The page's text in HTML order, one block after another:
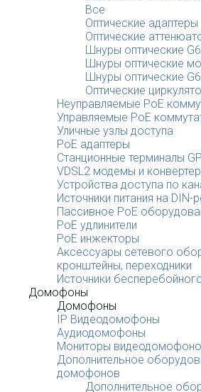
Все
Оптические адаптеры
Оптические
Шнуры оптические
Шнуры оптические
Шнуры оптические
Оптические
Неуправляемые PoE
Управляемые PoE
Уличные узлы доступа
PoE адаптеры
Станционные терминалы
VDSL2 модемы и
Устройства доступа по
Источники питания на DIN-
Пассивное PoE
PoE удлинители
PoE инжекторы
Аксессуары сетевого
кронштейны, переходники
Источники
Домофоны
Домофоны
IP Видеодомофоны
Аудиодомофоны
Мониторы
Дополнительное
домофонов
Дополнительное